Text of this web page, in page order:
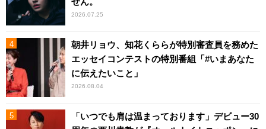
2026.07.25
朝井リョウ、知花くららが特別審査員を務めた
エッセイコンテストの特別番組「#いまあなた
に伝えたいこと」
2026.08.04
「いつでも肩は温まっております」デビュー30